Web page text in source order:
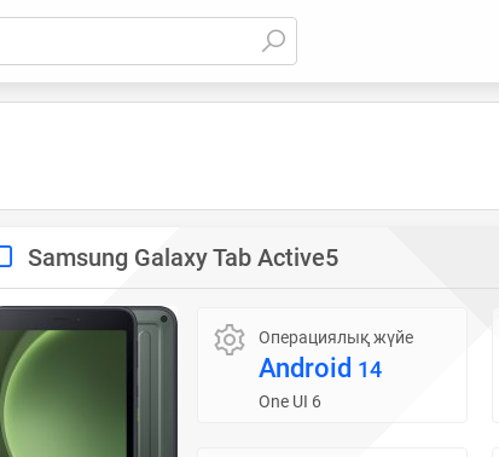
Samsung Galaxy Tab Active5
Операциялық жүйе
Android 14
One UI 6